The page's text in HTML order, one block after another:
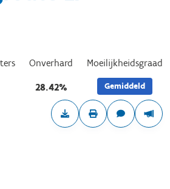
Onverhard
28.42%
Moeilijkheidsgraad
Gemiddeld